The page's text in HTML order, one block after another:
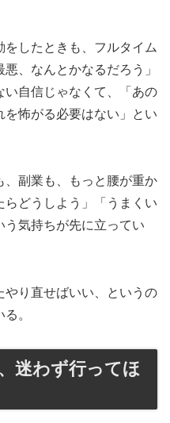
したときも、フルタイム
、なんとかなるだろう」
い自信じゃなくて、「あの
怖がる必要はない」とい
副業も、もっと腰が重か
らどうしよう」「うまくい
気持ちが先に立ってい
やり直せばいい、というの
。
迷わず行ってほ